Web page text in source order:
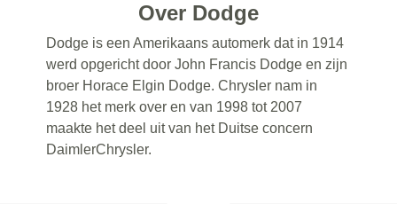
Over Dodge
Dodge is een Amerikaans automerk dat in 1914
werd opgericht door John Francis Dodge en zijn
broer Horace Elgin Dodge. Chrysler nam in
1928 het merk over en van 1998 tot 2007
maakte het deel uit van het Duitse concern
DaimlerChrysler.